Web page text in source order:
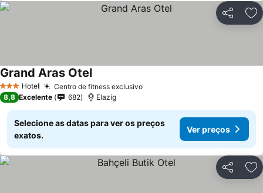
Partilhar
3 EstrelasHotel Centro de fitness exclusivoVer preços
Grand Aras OtelVer preços
8,8 Excelente 682 Elazig
Selecione as datas para ver os preços
exatos.
Ver preços
Partilhar